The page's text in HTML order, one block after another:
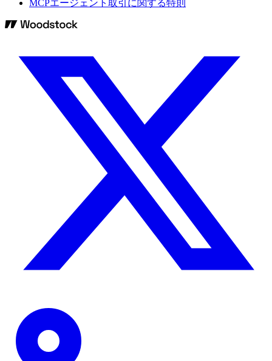
MCPエージェント取引に関する特則